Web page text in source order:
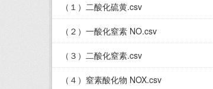
（１）二酸化硫黄.csv
（２）一酸化窒素 NO.csv
（３）二酸化窒素.csv
（４）窒素酸化物 NOX.csv